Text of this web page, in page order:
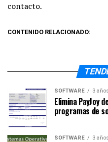
contacto.
CONTENIDO RELACIONADO:
SOFTWARE 3
Elimina PayJoy
programas de
SOFTWARE 3